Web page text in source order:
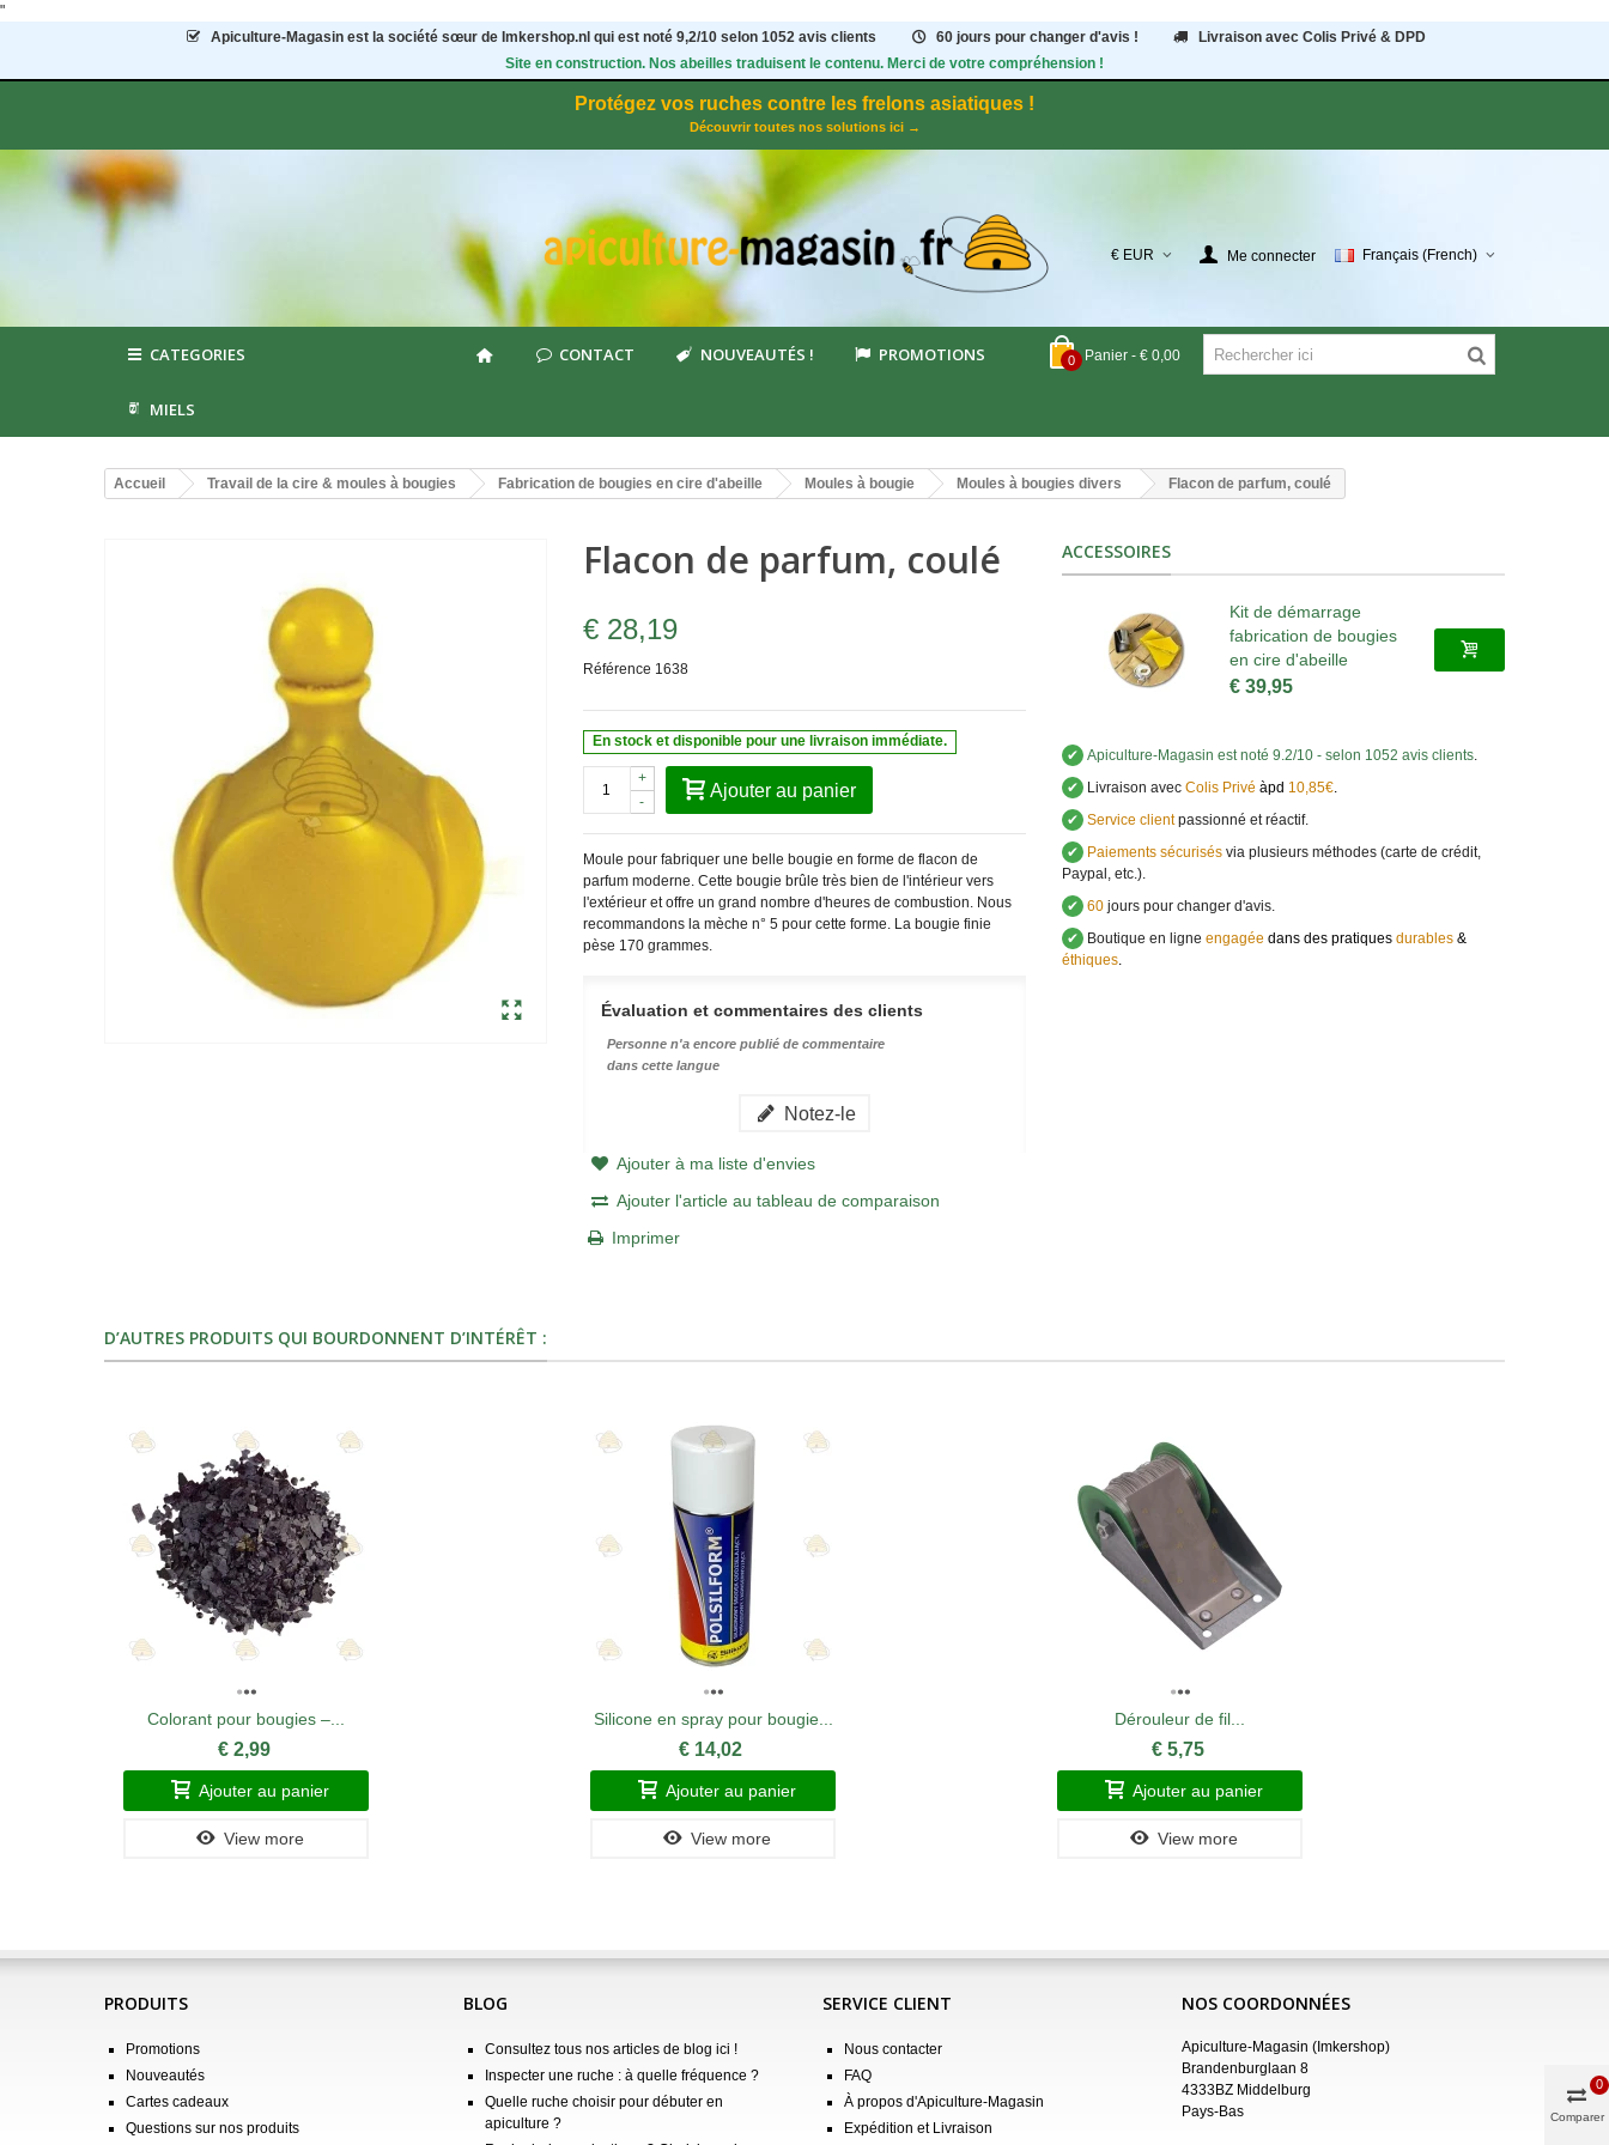
"
Apiculture-Magasin est la société sœur de Imkershop.nl qui est noté 9,2/10 selon 1052avis clients 60 jours pour changer d'avis !
Livraison avec Colis Privé & DPD
Site en construction. Nos abeilles traduisent le contenu. Merci de votre compréhension !
Protégez vos ruches contre les frelons asiatiques !
Découvrir toutes nos solutions ici →
€ EUR Me connecter Français (French)
0 Panier - € 0,00
CATEGORIES CONTACT NOUVEAUTÉS ! PROMOTIONS
MIELS
Accueil Travail de la cire & moules à bougies Fabrication de bougies en cire d'abeille Moules à bougie Moules à bougies divers Flacon de parfum, coulé
Flacon de parfum, coulé
€ 28,19
Référence 1638
En stock et disponible pour une livraison immédiate.
-
+
Ajouter au panier
Moule pour fabriquer une belle bougie en forme de flacon de
parfum moderne. Cette bougie brûle très bien de l'intérieur vers
l'extérieur et offre un grand nombre d'heures de combustion. Nous
recommandons la mèche n° 5 pour cette forme. La bougie finie
pèse 170 grammes.
Évaluation et commentaires des clients
Personne n'a encore publié de commentaire
dans cette langue
Notez-le
Ajouter à ma liste d'envies
Ajouter l'article au tableau de comparaison
Imprimer
ACCESSOIRES
Kit de démarrage
fabrication de bougies
en cire d'abeille
€ 39,95
✔ Apiculture-Magasin est noté 9.2/10 - selon 1052 avis clients.
✔ Livraison avecColis Privé àpd 10,85€.
✔ Service clientpassionné et réactif.
✔ Paiements sécurisésvia plusieurs méthodes (carte de crédit,
Paypal, etc.).
✔ 60jours pour changer d'avis.
✔ Boutique en ligne engagée dans des pratiques durables&
éthiques.
D’AUTRES PRODUITS QUI BOURDONNENT D’INTÉRÊT :
Colorant pour bougies –...
€ 2,99
Ajouter au panier
View more
Silicone en spray pour bougie...
€ 14,02
Ajouter au panier
View more
Dérouleur de fil...
€ 5,75
Ajouter au panier
View more
PRODUITS
Promotions
Nouveautés
Cartes cadeaux
Questions sur nos produits
BLOG
Consultez tous nos articles de blog ici !
Inspecter une ruche : à quelle fréquence ?
Quelle ruche choisir pour débuter en
apiculture ?
SERVICE CLIENT
Nous contacter
FAQ
À propos d'Apiculture-Magasin
Expédition et Livraison
NOS COORDONNÉES
Apiculture-Magasin (Imkershop)
Brandenburglaan 8
4333BZ Middelburg
Pays-Bas
Comparer
0